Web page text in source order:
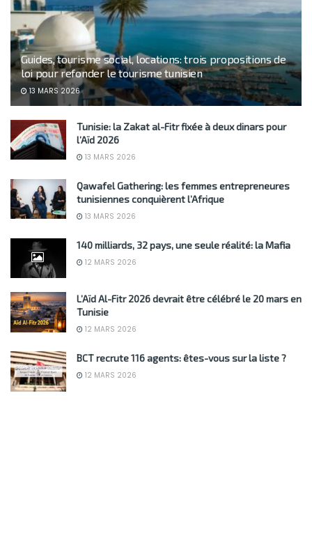
Guides, tourisme social, locations: trois propositions de
loi pour refonder le tourisme tunisien
13 MARS 2026
Tunisie: la Zakat al-Fitr fixée à deux dinars pour
l’Aïd 2026
13 MARS 2026
Qawafel Gathering: les femmes entrepreneures
tunisiennes conquièrent l’Afrique
13 MARS 2026
140 milliards, 32 pays, une seule réalité: la Mafia
12 MARS 2026
L’Aïd Al-Fitr 2026 devrait être célébré le 20 mars en
Tunisie
12 MARS 2026
BCT recrute 116 agents: êtes-vous sur la liste ?
12 MARS 2026